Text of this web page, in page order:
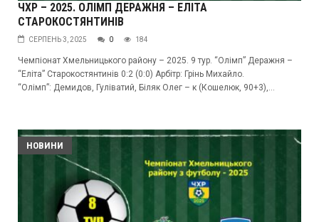
ЧХР – 2025. ОЛІМП ДЕРАЖНЯ – ЕЛІТА
СТАРОКОСТЯНТИНІВ
СЕРПЕНЬ 3, 2025 0 184
Чемпіонат Хмельницького району – 2025. 9 тур. “Олімп” Деражня –
“Еліта” Старокостянтинів 0:2 (0:0) Арбітр: Грінь Михайло.
“Олімп”: Демидов, Гуліватий, Біляк Олег – к (Кошелюк, 90+3),...
НОВИНИ